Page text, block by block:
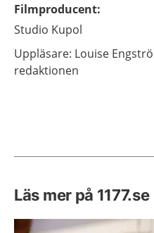
Filmproducent:
Studio Kupol
Uppläsare: Louise
redaktionen
Läs mer på 1177.se